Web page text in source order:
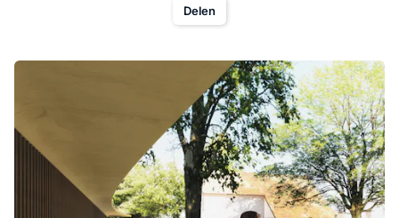
Delen